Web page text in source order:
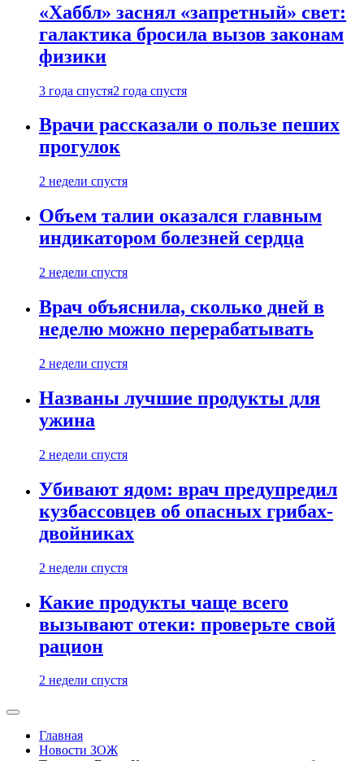
«Хаббл» заснял «запретный» свет:
галактика бросила вызов законам
физики
3 года спустя2 года спустя
Врачи рассказали о пользе пеших
прогулок
2 недели спустя
Объем талии оказался главным
индикатором болезней сердца
2 недели спустя
Врач объяснила, сколько дней в
неделю можно перерабатывать
2 недели спустя
Названы лучшие продукты для
ужина
2 недели спустя
Убивают ядом: врач предупредил
кузбассовцев об опасных грибах-
двойниках
2 недели спустя
Какие продукты чаще всего
вызывают отеки: проверьте свой
рацион
2 недели спустя
Главная
Новости ЗОЖ